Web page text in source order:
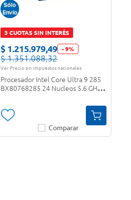
3 CUOTAS SIN INTERÉS
$ 1.215.979,49 -9%
$ 1.351.088,32
Ver Precio sin impuestos nacionales
Procesador Intel Core Ultra 9 285
BX80768285 24 Nucleos 5.6 GHz
Comparar